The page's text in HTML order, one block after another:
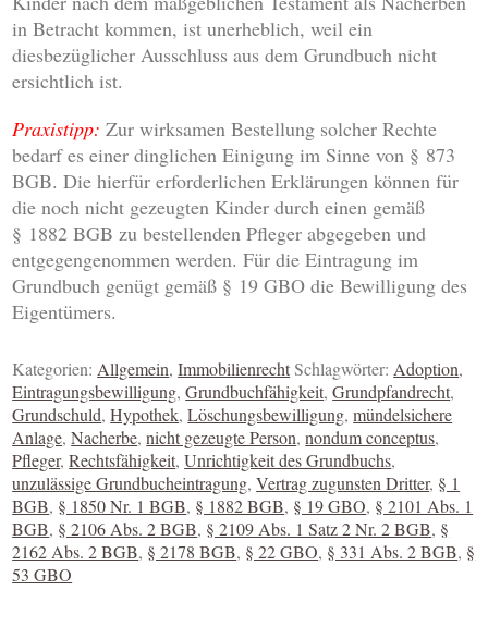
in Betracht kommen, ist unerheblich, weil ein
diesbezüglicher Ausschluss aus dem Grundbuch nicht
ersichtlich ist.
Praxistipp: Zur wirksamen Bestellung solcher Rechte
bedarf es einer dinglichen Einigung im Sinne von § 873
BGB. Die hierfür erforderlichen Erklärungen können für
die noch nicht gezeugten Kinder durch einen gemäß
§ 1882 BGB zu bestellenden Pfleger abgegeben und
entgegengenommen werden. Für die Eintragung im
Grundbuch genügt gemäß § 19 GBO die Bewilligung des
Eigentümers.
Kategorien:Allgemein,ImmobilienrechtSchlagwörter:Adoption,
Eintragungsbewilligung,Grundbuchfähigkeit,Grundpfandrecht,
Grundschuld,Hypothek,Löschungsbewilligung,mündelsichere
Anlage,Nacherbe,nicht gezeugte Person,nondum conceptus,
Pfleger,Rechtsfähigkeit,Unrichtigkeit des Grundbuchs,
unzulässige Grundbucheintragung,Vertrag zugunsten Dritter, § 1
BGB, § 1850 Nr. 1 BGB, § 1882 BGB, § 19 GBO, § 2101 Abs. 1
BGB, § 2106 Abs. 2 BGB, § 2109 Abs. 1 Satz 2 Nr. 2 BGB, §
2162 Abs. 2 BGB, § 2178 BGB, § 22 GBO, § 331 Abs. 2 BGB, §
53 GBO